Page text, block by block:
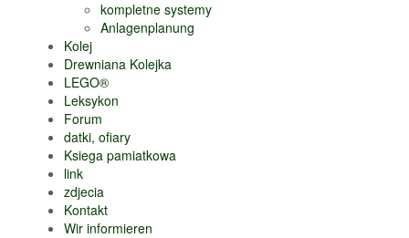
kompletne systemy
Anlagenplanung
Kolej
Drewniana Kolejka
LEGO®
Leksykon
Forum
datki, ofiary
Ksiega pamiatkowa
link
zdjecia
Kontakt
Wir informieren